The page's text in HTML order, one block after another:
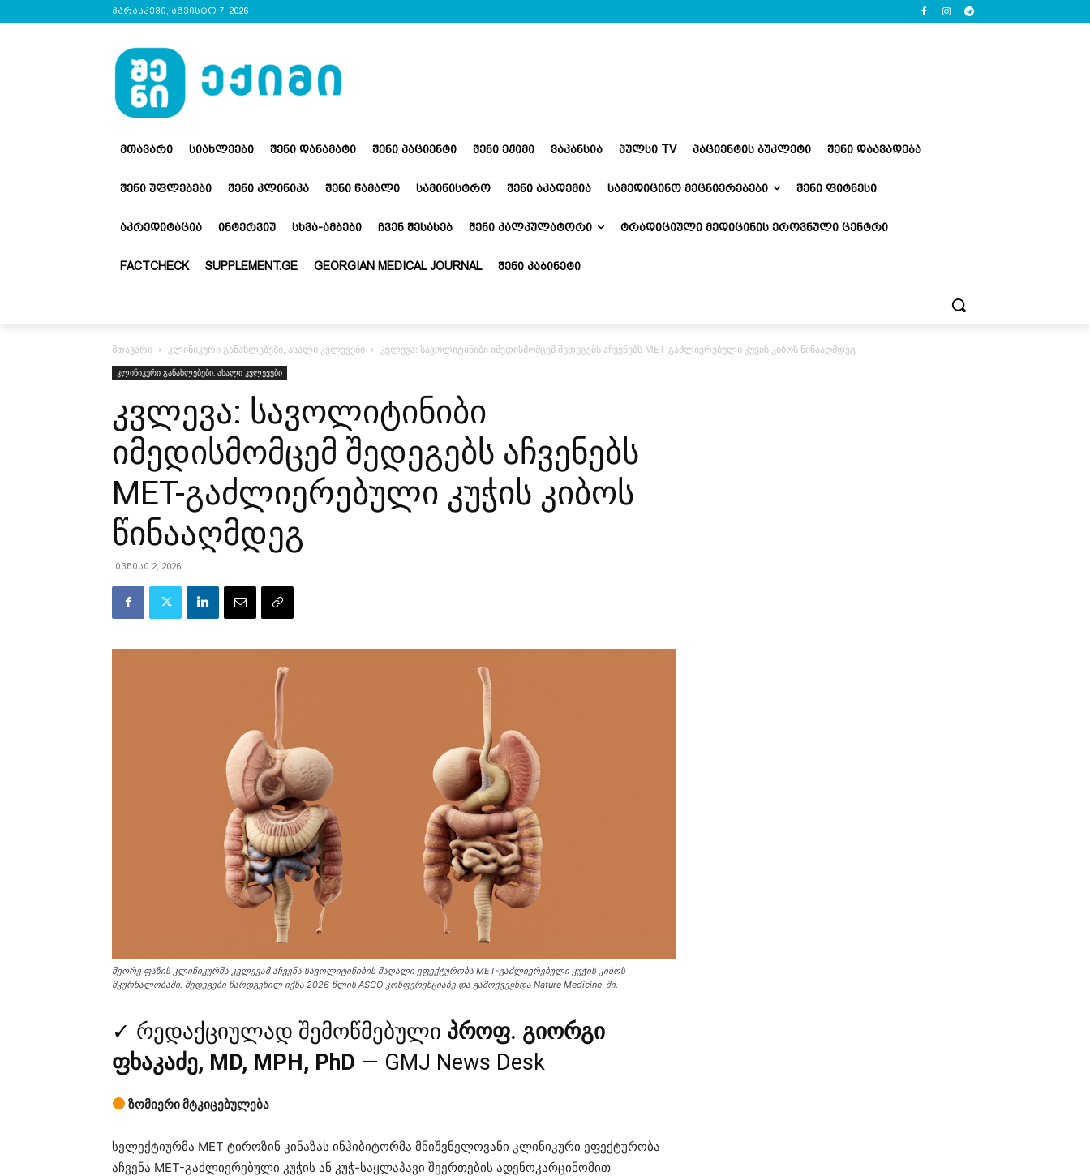
პარასკევი, აგვისტო 7, 2026
ᲛᲗᲐᲕᲐᲠᲘ ᲡᲘᲐᲮᲚᲔᲔᲑᲘ ᲨᲔᲜᲘ ᲓᲐᲜᲐᲛᲐᲢᲘ ᲨᲔᲜᲘ ᲞᲐᲪᲘᲔᲜᲢᲘ ᲨᲔᲜᲘ ᲔᲥᲘᲛᲘ ᲕᲐᲙᲐᲜᲡᲘᲐ ᲞᲣᲚᲡᲘ TV ᲞᲐᲪᲘᲔᲜᲢᲘᲡ ᲑᲣᲙᲚᲔᲢᲘ ᲨᲔᲜᲘ ᲓᲐᲐᲕᲐᲓᲔᲑᲐ
ᲨᲔᲜᲘ ᲣᲤᲚᲔᲑᲔᲑᲘ ᲨᲔᲜᲘ ᲙᲚᲘᲜᲘᲙᲐ ᲨᲔᲜᲘ ᲬᲐᲛᲐᲚᲘ ᲡᲐᲛᲘᲜᲘᲡᲢᲠᲝ ᲨᲔᲜᲘ ᲐᲙᲐᲓᲔᲛᲘᲐ ᲡᲐᲛᲔᲓᲘᲪᲘᲜᲝ ᲛᲔᲪᲜᲘᲔᲠᲔᲑᲔᲑᲘ ᲨᲔᲜᲘ ᲤᲘᲢᲜᲔᲡᲘ
ᲐᲙᲠᲔᲓᲘᲢᲐᲪᲘᲐ ᲘᲜᲢᲔᲠᲕᲘᲣ ᲡᲮᲕᲐ-ᲐᲛᲑᲔᲑᲘ ᲩᲕᲔᲜ ᲨᲔᲡᲐᲮᲔᲑ ᲨᲔᲜᲘ ᲙᲐᲚᲙᲣᲚᲐᲢᲝᲠᲘ ᲢᲠᲐᲓᲘᲪᲘᲣᲚᲘ ᲛᲔᲓᲘᲪᲘᲜᲘᲡ ᲔᲠᲝᲕᲜᲣᲚᲘ ᲪᲔᲜᲢᲠᲘ
FACTCHECK SUPPLEMENT.GE GEORGIAN MEDICAL JOURNAL ᲨᲔᲜᲘ ᲙᲐᲑᲘᲜᲔᲢᲘ
მთავარი კლინიკური განახლებები, ახალი კვლევები კვლევა: სავოლიტინიბი იმედისმომცემ შედეგებს აჩვენებს MET-გაძლიერებული კუჭის კიბოს წინააღმდეგ
კლინიკური განახლებები, ახალი კვლევები
კვლევა: სავოლიტინიბი
იმედისმომცემ შედეგებს აჩვენებს
MET-გაძლიერებული კუჭის კიბოს
წინააღმდეგ
ივნისი 2, 2026
მეორე ფაზის კლინიკურმა კვლევამ აჩვენა სავოლიტინიბის მაღალი ეფექტურობა MET-გაძლიერებული კუჭის კიბოს
მკურნალობაში. შედეგები წარდგენილ იქნა 2026 წლის ASCO კონფერენციაზე და გამოქვეყნდა Nature Medicine-ში.
✓ რედაქციულად შემოწმებული პროფ. გიორგი
ფხაკაძე, MD, MPH, PhD — GMJ News Desk
ზომიერი მტკიცებულება
სელექტიურმა MET ტიროზინ კინაზას ინჰიბიტორმა მნიშვნელოვანი კლინიკური ეფექტურობა
აჩვენა MET-გაძლიერებული კუჭის ან კუჭ-საყლაპავი შეერთების ადენოკარცინომით